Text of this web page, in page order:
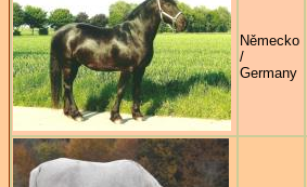
Německo
/
Germany